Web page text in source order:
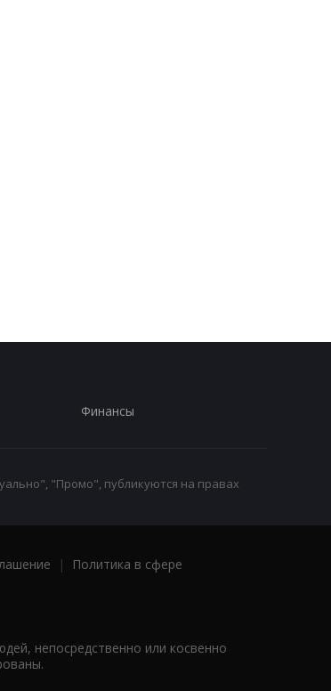
Финансы
"Промо", публикуются на правах
|
Политика в сфере
непосредственно или косвенно